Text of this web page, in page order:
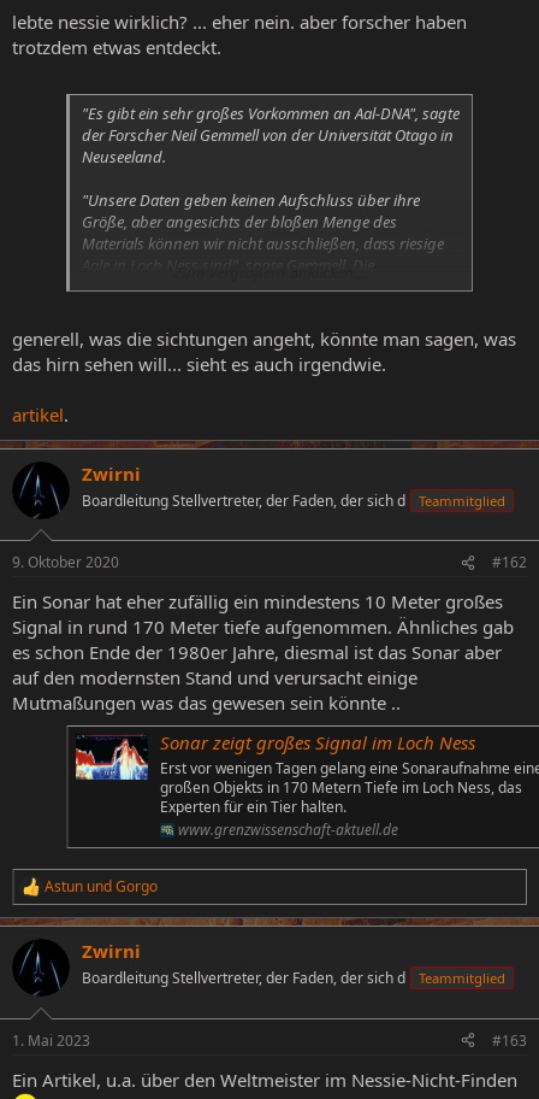
m
lebte nessie wirklich? ... eher nein. aber forscher haben
trotzdem etwas entdeckt.
"Es gibt ein sehr großes Vorkommen an Aal-DNA", sagte
der Forscher Neil Gemmell von der Universität Otago in
Neuseeland.
"Unsere Daten geben keinen Aufschluss über ihre
Größe, aber angesichts der bloßen Menge des
Materials können wir nicht ausschließen, dass riesige
Aale in Loch Ness sind", sagte Gemmell. Die
Wissenschafter hatten 250 Wasserproben von allen
Wasserreservoirs genommen. Die Daten lieferten ein
umfangreiches Bild vom Leben in dem See - von
kleinsten Bakterien bis hin zu größeren Tieren.
generell, was die sichtungen angeht, könnte man sagen, was
das hirn sehen will... sieht es auch irgendwie.
artikel.
Zwirni
Boardleitung Stellvertreter, der Faden, der sich d Teammitglied
9. Oktober 2020 #162
Ein Sonar hat eher zufällig ein mindestens 10 Meter großes
Signal in rund 170 Meter tiefe aufgenommen. Ähnliches gab
es schon Ende der 1980er Jahre, diesmal ist das Sonar aber
auf den modernsten Stand und verursacht einige
Mutmaßungen was das gewesen sein könnte ..
Sonar zeigt großes Signal im Loch Ness
Erst vor wenigen Tagen gelang eine Sonaraufnahme
großen Objekts in 170 Metern Tiefe im Loch Ness, das
Experten für ein Tier halten.
www.grenzwissenschaft-aktuell.de
R
e
a
k
t
i
e
:
Astun undGorgo
Zwirni
Boardleitung Stellvertreter, der Faden, der sich d Teammitglied
1. Mai 2023 #163
Ein Artikel, u.a. über den Weltmeister im Nessie-Nicht-Finden